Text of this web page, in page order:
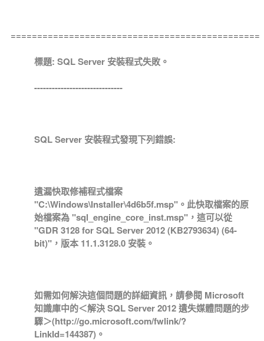
===============================================
標題: SQL Server 安裝程式失敗。
------------------------------
SQL Server 安裝程式發現下列錯誤:
遺漏快取修補程式檔案
"C:\Windows\Installer\4d6b5f.msp"。此快取檔案的原
始檔案為 "sql_engine_core_inst.msp"，這可以從
"GDR 3128 for SQL Server 2012 (KB2793634) (64-
bit)"，版本 11.1.3128.0 安裝。
如需如何解決這個問題的詳細資訊，請參閱 Microsoft
知識庫中的＜解決 SQL Server 2012 遺失媒體問題的步
驟＞(http://go.microsoft.com/fwlink/?
LinkId=144387)。